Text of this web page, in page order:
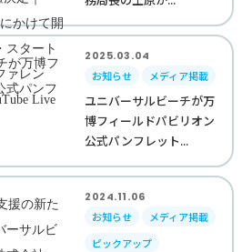
2025.03.04
お知らせ
メディア掲載
ユニバーサルビーチが万
博フィールドパビリオン
公式パンフレット...
2024.11.06
お知らせ
メディア掲載
ピックアップ